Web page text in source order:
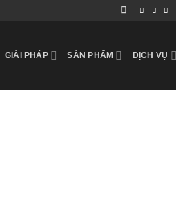
GIẢI PHÁP SẢN PHẨM DỊCH VỤ